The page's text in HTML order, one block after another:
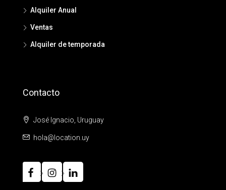
Alquiler Anual
Ventas
Alquiler de temporada
Contacto
José Ignacio, Uruguay
hola@location.uy